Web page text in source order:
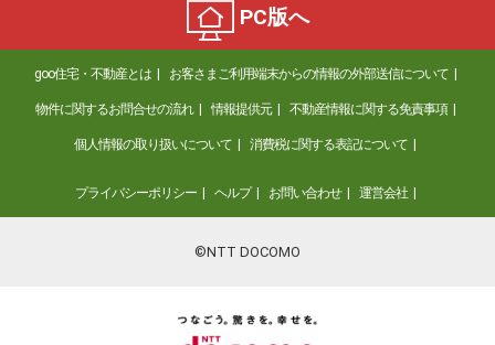
PC版へ
goo住宅・不動産とは お客さまご利用端末からの情報の外部送信について
物件に関するお問合せの流れ 情報提供元 不動産情報に関する免責事項
個人情報の取り扱いについて 消費税に関する表記について
プライバシーポリシー ヘルプ お問い合わせ 運営会社
©NTT DOCOMO